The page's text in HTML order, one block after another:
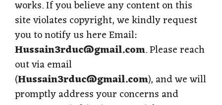
works. If you believe any content on this
site violates copyright, we kindly request
you to notify us here Email:
Hussain3rduc@gmail.com. Please reach
out via email
(Hussain3rduc@gmail.com), and we will
promptly address your concerns and